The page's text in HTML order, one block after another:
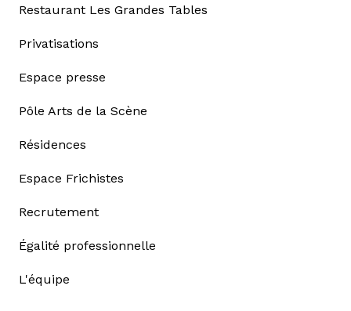
Restaurant Les Grandes Tables
Privatisations
Espace presse
Pôle Arts de la Scène
Résidences
Espace Frichistes
Recrutement
Égalité professionnelle
L'équipe